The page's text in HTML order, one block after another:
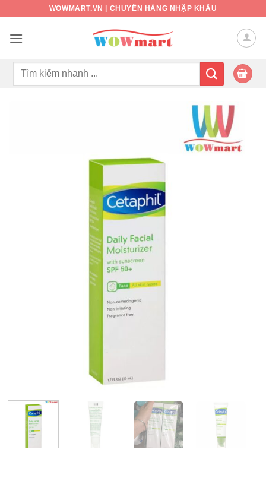
nội
WOWMART.VN | CHUYÊN HÀNG NHẬP KHẨU
Tìm